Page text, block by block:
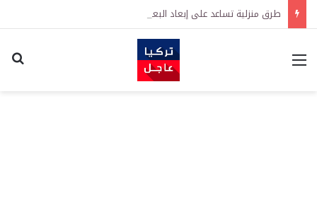
طرق منزلية تساعد على إبعاد البعوض عن المنزل في الصيف
القائمة